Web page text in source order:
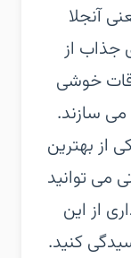
آنجلا
جذاب از
خوشی
می سازند.
از بهترین
می توانید
از این
کنید.